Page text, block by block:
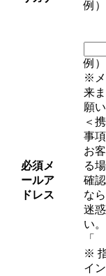
例
必須メ
ールア
ドレス
例
※メ
来
願
＜
事
お
る
確
な
迷
い。
「
※
イ